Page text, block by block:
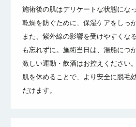
施術後の肌はデリケートな状態にな
乾燥を防ぐために、保湿ケアをしっ
また、紫外線の影響を受けやすくな
も忘れずに。施術当日は、湯船につ
激しい運動・飲酒はお控えください。
肌を休めることで、より安全に脱毛
だけます。